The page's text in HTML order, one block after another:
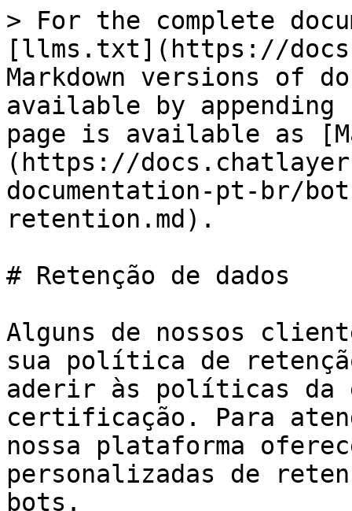
> For the complete
[llms.txt](https://
Markdown versions of
available by
page is available as
(https://
documentation-pt-br/
retention.md).
# Retenção de dados
Alguns de nossos
sua política de
aderir às políticas da
certificação. Para
nossa plataforma
personalizadas de
bots.